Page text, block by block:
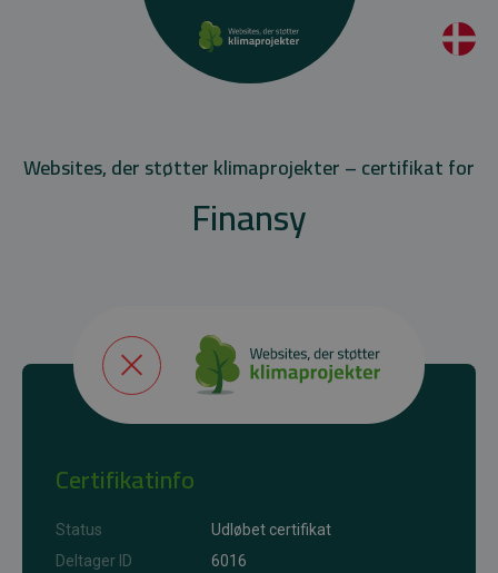
Websites, der støtter klimaprojekter – certifikat for
Finansy
Certifikatinfo
Status
Udløbet certifikat
Deltager ID
6016